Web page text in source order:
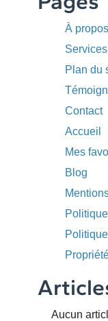
À
Services
Plan du
Contact
Accueil
Mes
Blog
Aucun